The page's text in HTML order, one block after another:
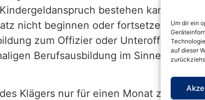
Um dir ein
auf dieser
bestehen kann,
nicht beginnen oder fortsetzen kann.
zum Offizier oder Unteroffizier.
Berufsausbildung im Sinne des §
Klägers nur für einen Monat zurück,